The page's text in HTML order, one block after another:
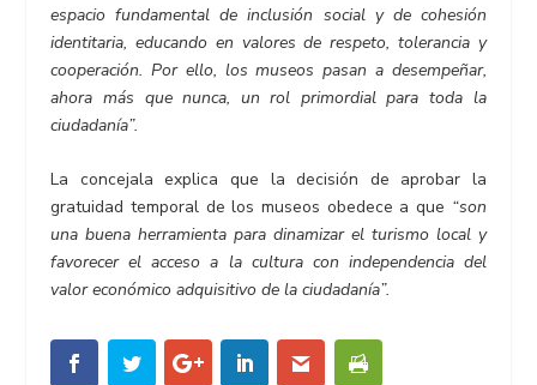
espacio fundamental de inclusión social y de cohesión
identitaria, educando en valores de respeto, tolerancia y
cooperación. Por ello, los museos pasan a desempeñar,
ahora más que nunca, un rol primordial para toda la
ciudadanía”.
La concejala explica que la decisión de aprobar la
gratuidad temporal de los museos obedece a que “son
una buena herramienta para dinamizar el turismo local y
favorecer el acceso a la cultura con independencia del
valor económico adquisitivo de la ciudadanía”.